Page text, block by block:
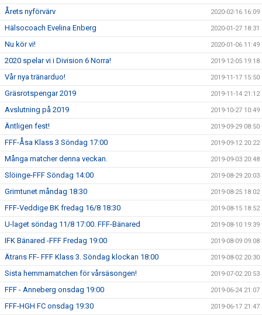
Årets nyförvärv 2020-02-16 16:09
Hälsocoach Evelina Enberg 2020-01-27 18:31
Nu kör vi! 2020-01-06 11:49
2020 spelar vi i Division 6 Norra! 2019-12-05 19:18
Vår nya tränarduo! 2019-11-17 15:50
Gräsrotspengar 2019 2019-11-14 21:12
Avslutning på 2019 2019-10-27 10:49
Äntligen fest! 2019-09-29 08:50
FFF-Åsa Klass 3 Söndag 17:00 2019-09-12 20:22
Många matcher denna veckan. 2019-09-03 20:48
Slöinge-FFF Söndag 14:00 2019-08-29 20:03
Grimtunet måndag 18:30 2019-08-25 18:02
FFF-Veddige BK fredag 16/8 18:30 2019-08-15 18:52
U-laget söndag 11/8 17:00. FFF-Bänared 2019-08-10 19:39
IFK Bänared -FFF Fredag 19:00 2019-08-09 09:08
Ätrans FF- FFF Klass 3. Söndag klockan 18:00 2019-08-02 20:30
Sista hemmamatchen för vårsäsongen! 2019-07-02 20:53
FFF - Anneberg onsdag 19:00 2019-06-24 21:07
FFF-HGH FC onsdag 19:30 2019-06-17 21:47